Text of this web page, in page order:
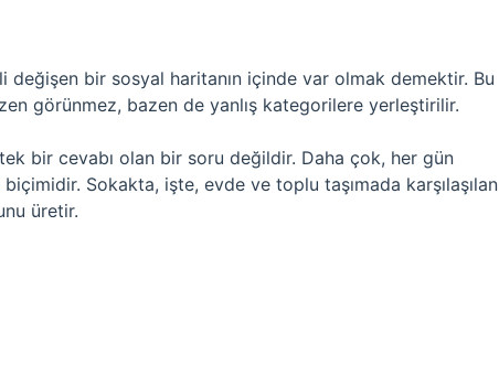
bir sosyal haritanın içinde var olmak demektir. Bu
görünmez, bazen de yanlış kategorilere yerleştirilir.
bir cevabı olan bir soru değildir. Daha çok, her gün
Sokakta, işte, evde ve toplu taşımada karşılaşılan
üretir.